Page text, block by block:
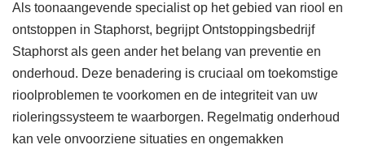
Als toonaangevende specialist op het gebied van riool en
ontstoppen in Staphorst, begrijpt Ontstoppingsbedrijf
Staphorst als geen ander het belang van preventie en
onderhoud. Deze benadering is cruciaal om toekomstige
rioolproblemen te voorkomen en de integriteit van uw
rioleringssysteem te waarborgen. Regelmatig onderhoud
kan vele onvoorziene situaties en ongemakken